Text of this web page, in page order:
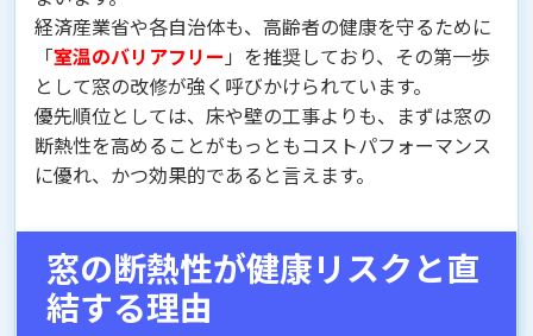
経済産業省や各自治体も、高齢者の健康を守るために
「室温のバリアフリー 」を推奨しており、その第一歩
として窓の改修が強く呼びかけられています。
優先順位としては、床や壁の工事よりも、まずは窓の
断熱性を高めることがもっともコストパフォーマンス
に優れ、かつ効果的であると言えます。
窓の断熱性が健康リスクと直
結する理由